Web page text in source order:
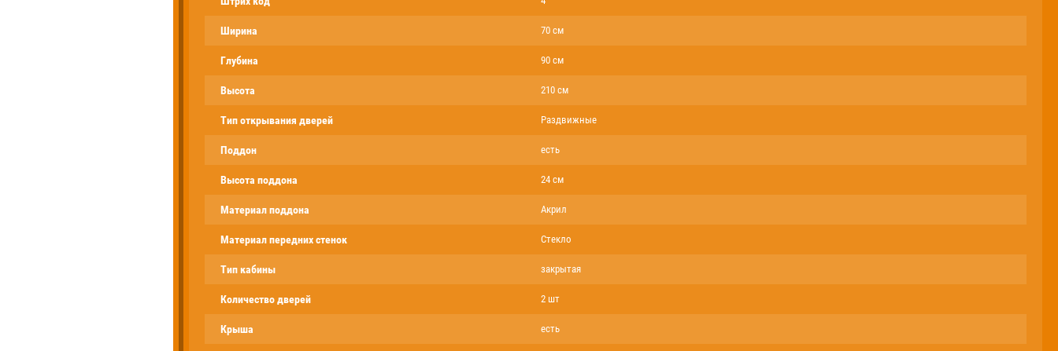
Ширина 70 см
Глубина 90 см
Высота 210 см
Тип открывания дверей Раздвижные
Поддон есть
Высота поддона 24 см
Материал поддона Акрил
Материал передних стенок Стекло
Тип кабины закрытая
Количество дверей 2 шт
Крыша есть